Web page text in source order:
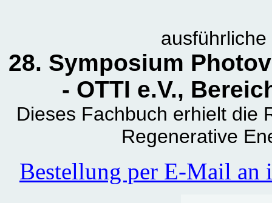
28. Symposium
- OTTI e.V.,
Dieses Fachbuch erhielt die
Regenerative
Bestellung per E-Mail an